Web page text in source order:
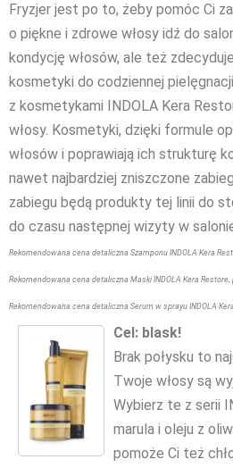
Fryzjer jest po to, żeby pomóc Ci
o piękne i zdrowe włosy idź do
kondycję włosów, ale też
kosmetyki do codziennej
z kosmetykami INDOLA Kera
włosy. Kosmetyki, dzięki formule
włosów i poprawiają ich strukturę
nawet najbardziej zniszczone
zabiegu będą produkty tej linii do
do czasu następnej wizyty w
Rekomendowana cena detaliczna Szamponu INDOLA Kera
Rekomendowana cena detaliczna Maski INDOLA Kera Restore,
Rekomendowana cena detaliczna Serum w sprayu INDOLA
Cel: blask!
Brak połysku to
Twoje włosy są
Wybierz te z serii
marula i oleju z
pomoże Ci też